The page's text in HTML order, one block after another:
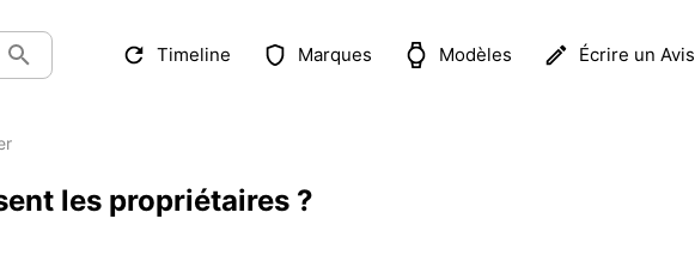
Timeline Marques Modèles Écrire un Avis
les propriétaires ?